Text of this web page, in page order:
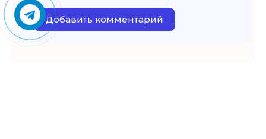
Добавить комментарий